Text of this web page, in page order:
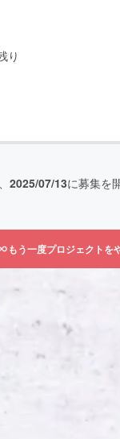
り
2025/07/13に募集を
もう一度プロジェクトを